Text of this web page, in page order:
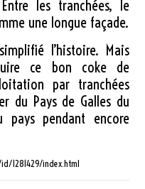
les tranchées, le
une longue façade.
l’histoire. Mais
ce bon coke de
par tranchées
du Pays de Galles du
pendant encore
1281429/index.html